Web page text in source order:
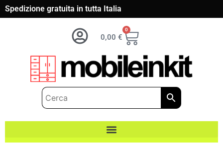
Spedizione gratuita in tutta Italia
0,00 €
0